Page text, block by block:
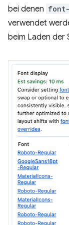
bei denen
verwendet
beim Laden der